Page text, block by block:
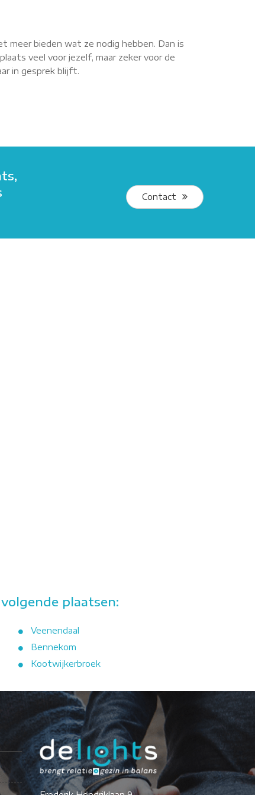
meer bieden wat ze nodig hebben. Dan is
veel voor jezelf, maar zeker voor de
in gesprek blijft.
Contact
plaatsen:
Veenendaal
Bennekom
Kootwijkerbroek